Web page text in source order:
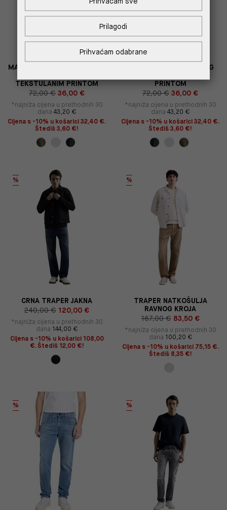
MASLINASTOZELENA MAJICA
TEKSTULANIM PRINTOM
72,00 € 36,00 €
*najniža cijena u prethodnih 30
dana 43,20 €
Cijena s -10% u košarici 32,40 €.
Štediš 3,60 €!
SIVA MAJICA OPUŠTENOG
PRINTOM
72,00 € 36,00 €
*najniža cijena u prethodnih 30
dana 43,20 €
Cijena s -10% u košarici 32,40 €.
Štediš 3,60 €!
%
CRNA TRAPER JAKNA
240,00 € 120,00 €
*najniža cijena u prethodnih 30
dana 144,00 €
Cijena s -10% u košarici 108,00
€. Štediš 12,00 €!
%
TRAPER NATKOŠULJA
RAVNOG KROJA
167,00 € 83,50 €
*najniža cijena u prethodnih 30
dana 100,20 €
Cijena s -10% u košarici 75,15 €.
Štediš 8,35 €!
% %
Prihvaćam odabrane
Prilagodi